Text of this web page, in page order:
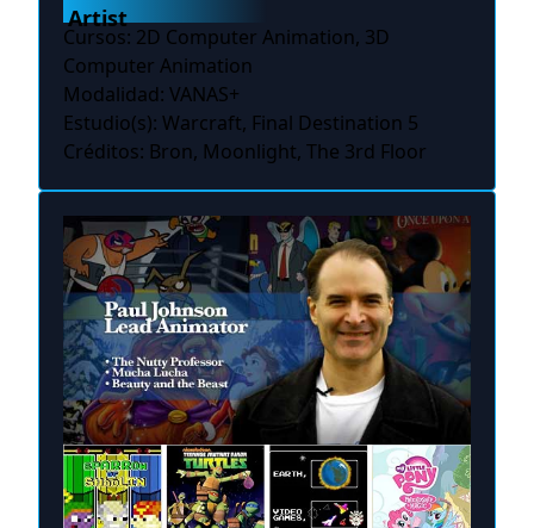
Artist
Cursos: 2D Computer Animation, 3D
Computer Animation
Modalidad: VANAS+
Estudio(s): Warcraft, Final Destination 5
Créditos: Bron, Moonlight, The 3rd Floor